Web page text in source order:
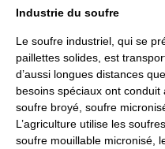
Industrie du soufre
Le soufre industriel, qui se
paillettes solides, est
d’aussi longues distances
besoins spéciaux ont conduit
soufre broyé, soufre
L’agriculture utilise les
soufre mouillable micronisé,